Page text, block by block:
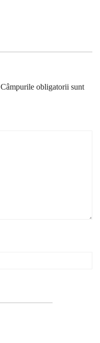
Câmpurile obligatorii sunt